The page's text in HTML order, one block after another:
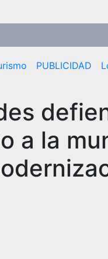
PUBLICIDAD
a la